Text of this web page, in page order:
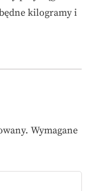
kilogramy i
Wymagane